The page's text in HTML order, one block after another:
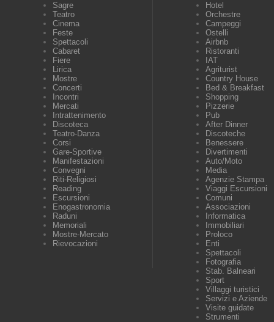
Sagre
Teatro
Cinema
Feste
Spettacoli
Cabaret
Fiere
Lirica
Mostre
Concerti
Incontri
Mercati
Intrattenimento
Discoteca
Teatro-Danza
Corsi
Gare-Sportive
Manifestazioni
Convegni
Riti-Religiosi
Reading
Escursioni
Enogastronomia
Raduni
Memoriali
Mostre-Mercato
Rievocazioni
Hotel
Orchestre
Campeggi
Ostelli
Airbnb
Ristoranti
IAT
Agriturist
Country House
Bed & Breakfast
Shopping
Pizzerie
Pub
After Dinner
Discoteche
Benessere
Divertimenti
Auto/Moto
Media
Agenzie Stampa
Viaggi Escursioni
Comuni
Associazioni
Informatica
Immobiliari
Proloco
Enti
Spettacoli
Fotografia
Stab. Balneari
Sport
Villaggi turistici
Servizi e Aziende
Visite guidate
Strumenti